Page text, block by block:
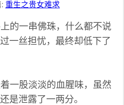
重生之贵女难求
的一串佛珠，什么都不说
一丝担忧，最终却低下了
一股淡淡的血腥味，虽然
是泄露了一两分。